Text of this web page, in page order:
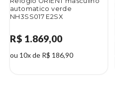
automatico verde
NH3SS017 E2SX
R$ 1.869,00
ou 10x de R$ 186,90